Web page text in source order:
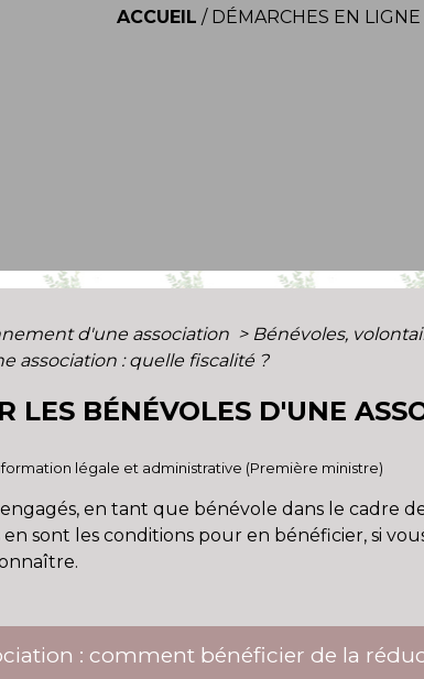
ACCUEIL / DÉMARCHES EN LIGNE
d'une association > Bénévoles,
association : quelle fiscalité ?
LES BÉNÉVOLES D'UNE
légale et administrative (Première ministre)
engagés, en tant que bénévole dans le cadre
sont les conditions pour en bénéficier, si
: comment bénéficier de la